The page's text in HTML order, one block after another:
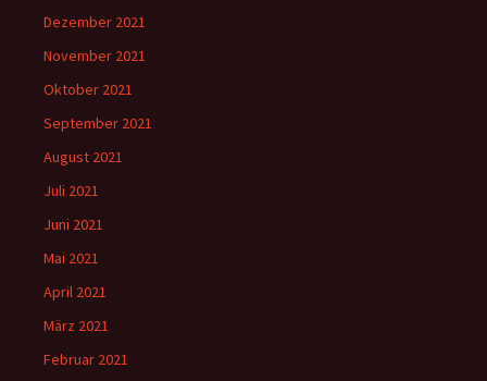
Dezember 2021
November 2021
Oktober 2021
September 2021
August 2021
Juli 2021
Juni 2021
Mai 2021
April 2021
März 2021
Februar 2021